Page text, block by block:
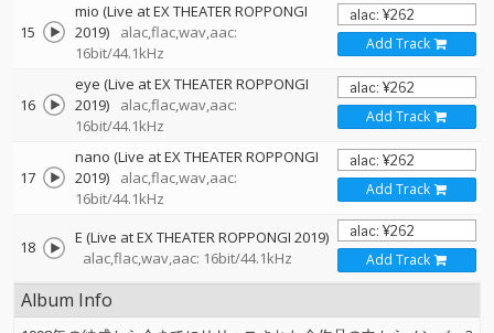
15
mio (Live at EX THEATER ROPPONGI
2019)
alac,flac,wav,aac:
16bit/44.1kHz
Add Track
16
eye (Live at EX THEATER ROPPONGI
2019)
alac,flac,wav,aac:
16bit/44.1kHz
Add Track
17
nano (Live at EX THEATER ROPPONGI
2019)
alac,flac,wav,aac:
16bit/44.1kHz
Add Track
18
E (Live at EX THEATER ROPPONGI 2019)
alac,flac,wav,aac: 16bit/44.1kHz
Add Track
Album Info